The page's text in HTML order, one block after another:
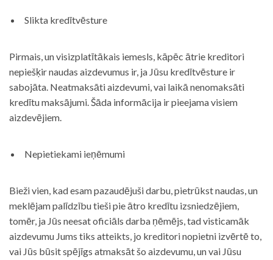
Slikta kredītvēsture
Pirmais, un visizplatītākais iemesls, kāpēc ātrie kreditori
nepiešķir naudas aizdevumus ir, ja Jūsu kredītvēsture ir
sabojāta. Neatmaksāti aizdevumi, vai laikā nenomaksāti
kredītu maksājumi. Šāda informācija ir pieejama visiem
aizdevējiem.
Nepietiekami ieņēmumi
Bieži vien, kad esam pazaudējuši darbu, pietrūkst naudas, un
meklējam palīdzību tieši pie ātro kredītu izsniedzējiem,
tomēr, ja Jūs neesat oficiāls darba ņēmējs, tad visticamāk
aizdevumu Jums tiks atteikts, jo kreditori nopietni izvērtē to,
vai Jūs būsit spējīgs atmaksāt šo aizdevumu, un vai Jūsu